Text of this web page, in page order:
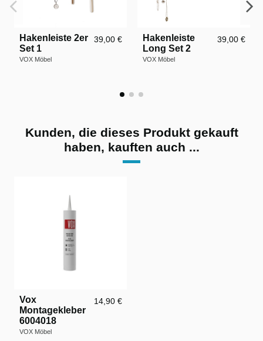
Hakenleiste 2er
Set 1
VOX Möbel
39,00 €
Hakenleiste
Long Set 2
VOX Möbel
39,00 €
Kunden, die dieses Produkt gekauft
haben, kauften auch ...
Vox
Montagekleber
6004018
VOX Möbel
14,90 €